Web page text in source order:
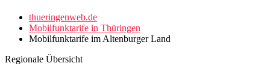
thueringenweb.de
Mobilfunktarife in Thüringen
Mobilfunktarife im Altenburger Land
Regionale Übersicht